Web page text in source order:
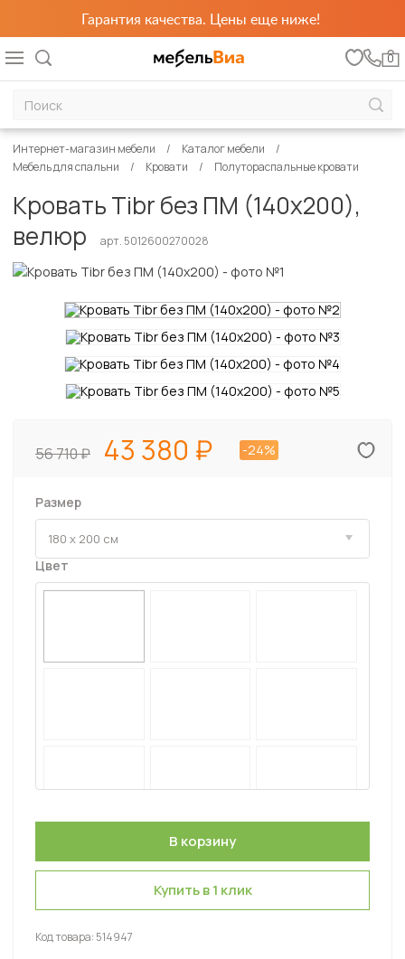
Гарантия качества. Цены еще ниже!
0
Интернет-магазин мебели
Каталог мебели
Мебель для спальни
Кровати Полутораспальные кровати
Кровать Tibr без ПМ (140х200),
велюр
арт. 5012600270028
56 710 43 380 -24%
Размер
Цвет
Купить в 1 клик
Код товара: 514947